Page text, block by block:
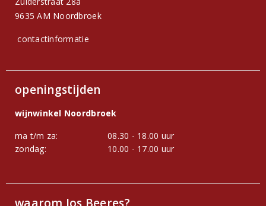
9635 AM Noordbroek
contactinformatie
openingstijden
wijnwinkel Noordbroek
ma t/m za:
08.30 - 18.00 uur
zondag:
10.00 - 17.00 uur